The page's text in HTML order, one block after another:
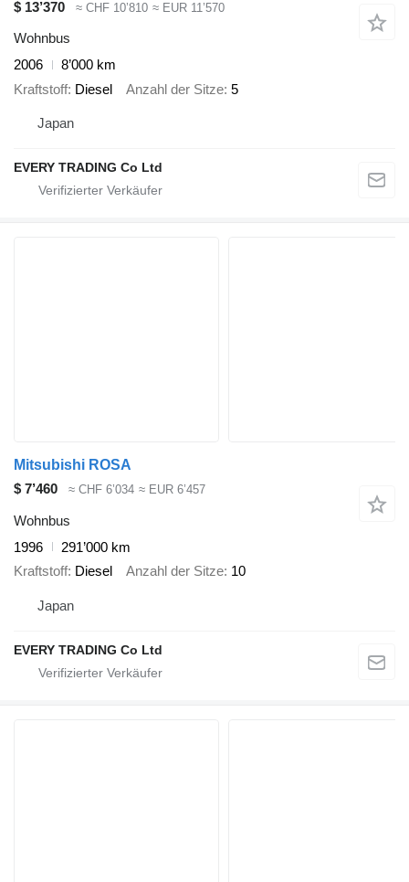
$ 13’370 ≈ CHF 10’810 ≈ EUR 11’570
Wohnbus
2006
8’000 km
Kraftstoff Diesel Anzahl der Sitze 5
Japan
EVERY TRADING Co Ltd
Mitsubishi ROSA
$ 7’460
≈ CHF 6’034 ≈ EUR 6’457
Wohnbus
1996
291’000 km
Kraftstoff Diesel Anzahl der Sitze 10
Japan
EVERY TRADING Co Ltd